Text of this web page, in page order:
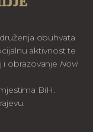
obuhvata
aktivnost te
obrazovanje Novi
BiH.